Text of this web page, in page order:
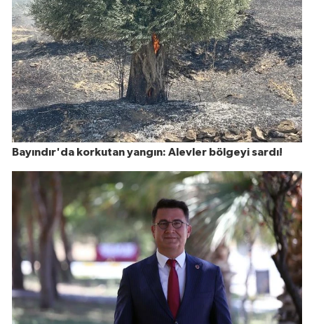
Bayındır'da korkutan yangın: Alevler bölgeyi sardı!